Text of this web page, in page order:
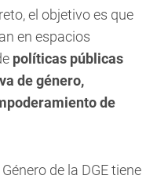
el objetivo es que
en espacios
políticas públicas
de género,
de
de la DGE tiene